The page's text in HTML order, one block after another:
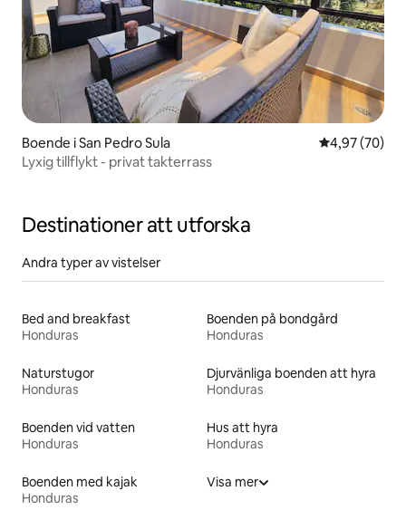
Boende i San Pedro Sula 4,97 av 5 i
4,97 (70)
Lyxig tillflykt - privat takterrass
Destinationer att utforska
Andra typer av vistelser
Bed and breakfast
Honduras
Boenden på bondgård
Honduras
Naturstugor
Honduras
Djurvänliga boenden att hyra
Honduras
Boenden vid vatten
Honduras
Hus att hyra
Honduras
Boenden med kajak
Honduras
Visa mer